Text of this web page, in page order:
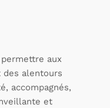
aux
des alentours
accompagnés,
et